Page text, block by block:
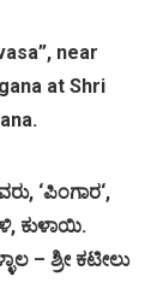
near
at Shri
, ‘ಪಿಂಗಾರ‘,
, ಕುಳಾಯಿ.
– ಶ್ರೀ ಕಟೀಲು